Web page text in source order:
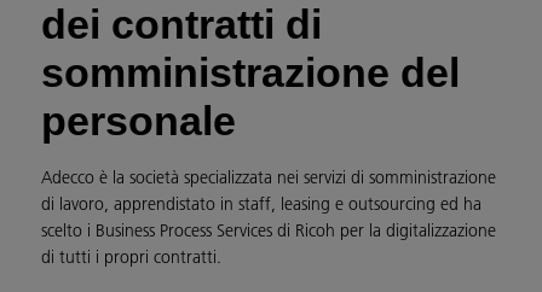
dei contratti di
somministrazione del
personale
Adecco è la società specializzata nei servizi di somministrazione
di lavoro, apprendistato in staff, leasing e outsourcing ed ha
scelto i Business Process Services di Ricoh per la digitalizzazione
di tutti i propri contratti.